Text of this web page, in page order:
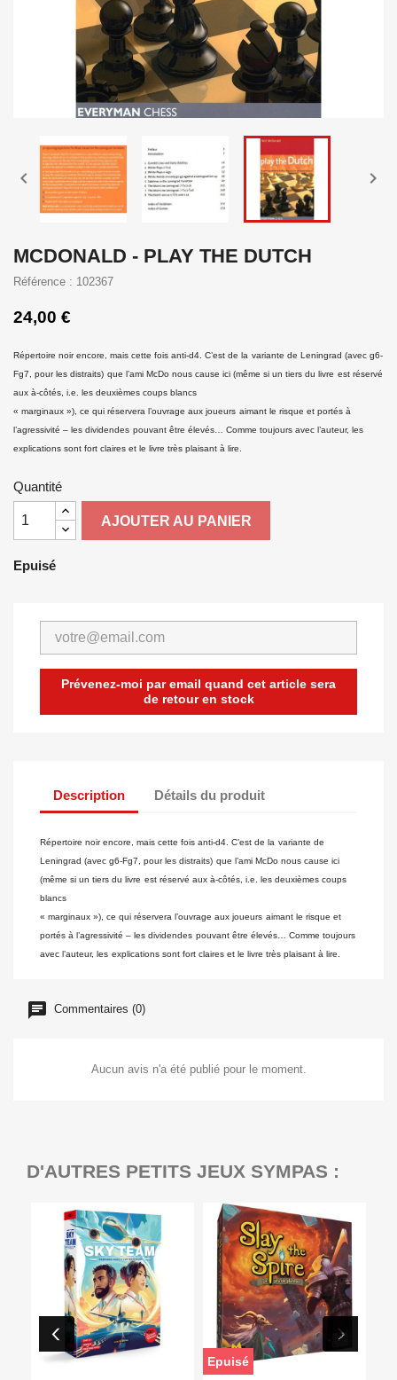
 
MCDONALD - PLAY THE DUTCH
Référence : 102367
24,00 €
Répertoire noir encore, mais cette fois anti-d4. C’est de la variante de Leningrad (avec g6-
Fg7, pour les distraits) que l’ami McDo nous cause ici (même si un tiers du livre est réservé
aux à-côtés, i.e. les deuxièmes coups blancs
« marginaux »), ce qui réservera l’ouvrage aux joueurs aimant le risque et portés à
l’agressivité – les dividendes pouvant être élevés… Comme toujours avec l’auteur, les
explications sont fort claires et le livre très plaisant à lire.
Quantité
AJOUTER AU PANIER
Epuisé
Prévenez-moi par email quand cet article sera
de retour en stock
Description Détails du produit
Répertoire noir encore, mais cette fois anti-d4. C’est de la variante de
Leningrad (avec g6-Fg7, pour les distraits) que l’ami McDo nous cause ici
(même si un tiers du livre est réservé aux à-côtés, i.e. les deuxièmes coups
blancs
« marginaux »), ce qui réservera l’ouvrage aux joueurs aimant le risque et
portés à l’agressivité – les dividendes pouvant être élevés… Comme toujours
avec l’auteur, les explications sont fort claires et le livre très plaisant à lire.
Commentaires (0)
Aucun avis n'a été publié pour le moment.
D'AUTRES PETITS JEUX SYMPAS :
Epuisé